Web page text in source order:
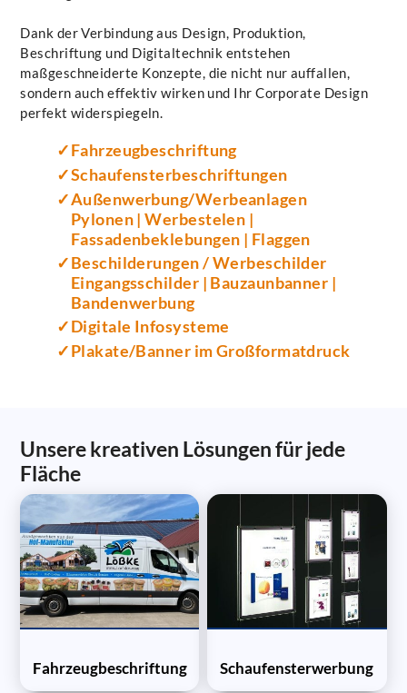
Dank der Verbindung aus Design, Produktion,
Beschriftung und Digitaltechnik entstehen
maßgeschneiderte Konzepte, die nicht nur auffallen,
sondern auch effektiv wirken und Ihr Corporate Design
perfekt widerspiegeln.
Fahrzeugbeschriftung
Schaufensterbeschriftungen
Außenwerbung/Werbeanlagen
Pylonen | Werbestelen |
Fassadenbeklebungen | Flaggen
Beschilderungen / Werbeschilder
Eingangsschilder | Bauzaunbanner |
Bandenwerbung
Digitale Infosysteme
Plakate/Banner im Großformatdruck
Unsere kreativen Lösungen für jede
Fläche
Fahrzeugbeschriftung Schaufensterwerbung